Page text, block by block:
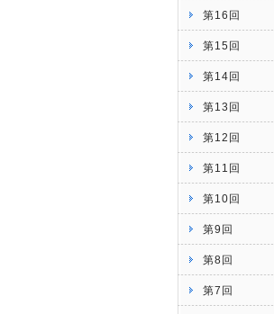
第16回
第15回
第14回
第13回
第12回
第11回
第10回
第9回
第8回
第7回